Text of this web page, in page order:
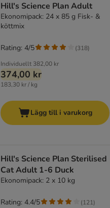
Hill's Science Plan Adult
Ekonomipack: 24 x 85 g Fisk- &
köttmix
Individuellt 382,00 kr
374,00 kr
183,30 kr / kg
Rating: 4/5 (318)
Lägg till i varukorg
Hill's Science Plan Sterilised
Cat Adult 1-6 Duck
Ekonomipack: 2 x 10 kg
Rating: 4.4/5 (121)